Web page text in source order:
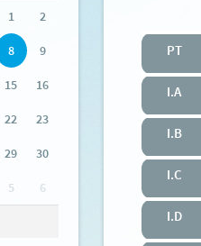
1 2
8 9
15 16
22 23
29 30
5
6
PT
I.A
I.B
I.C
I.D